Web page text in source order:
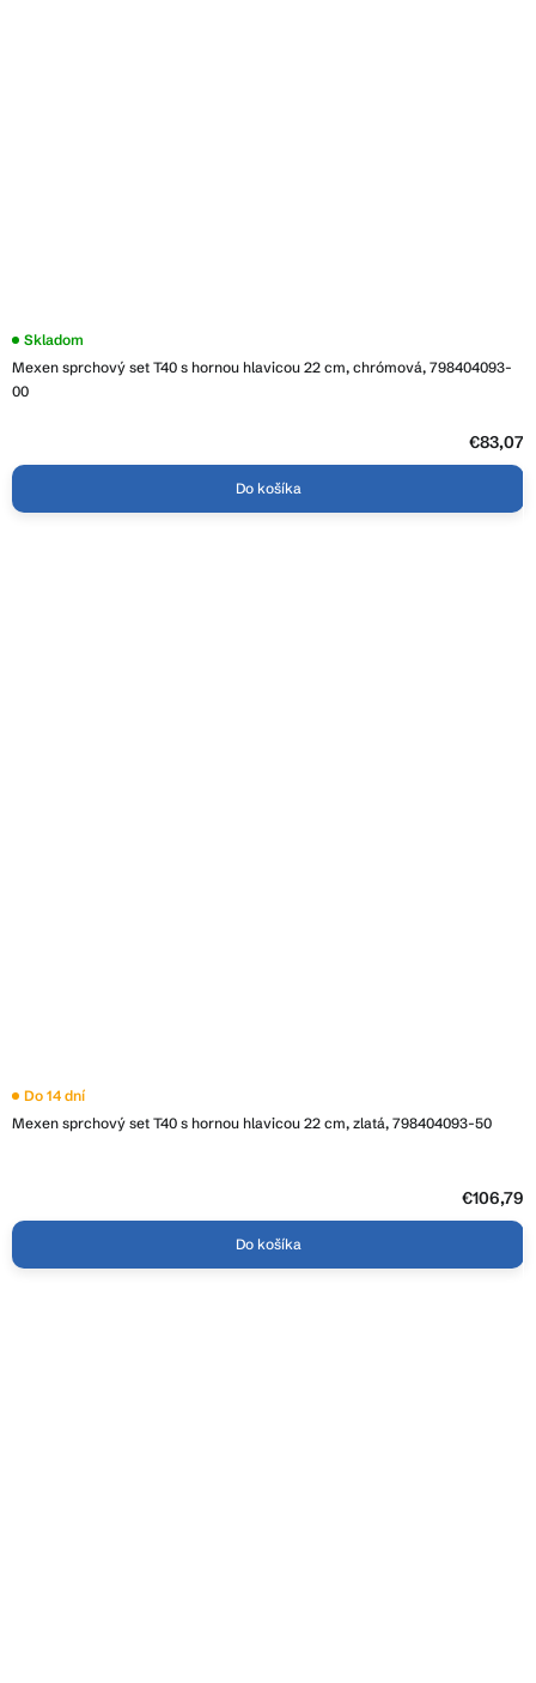
Mexen sprchový set T40 s hornou hlavicou 22 cm, chrómová, 798404093-
00
Skladom
€83,07
Do košíka
Mexen sprchový set T40 s hornou hlavicou 22 cm, zlatá, 798404093-50
Do 14 dní
€106,79
Do košíka